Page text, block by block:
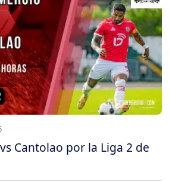
Cantolao por la Liga 2 de